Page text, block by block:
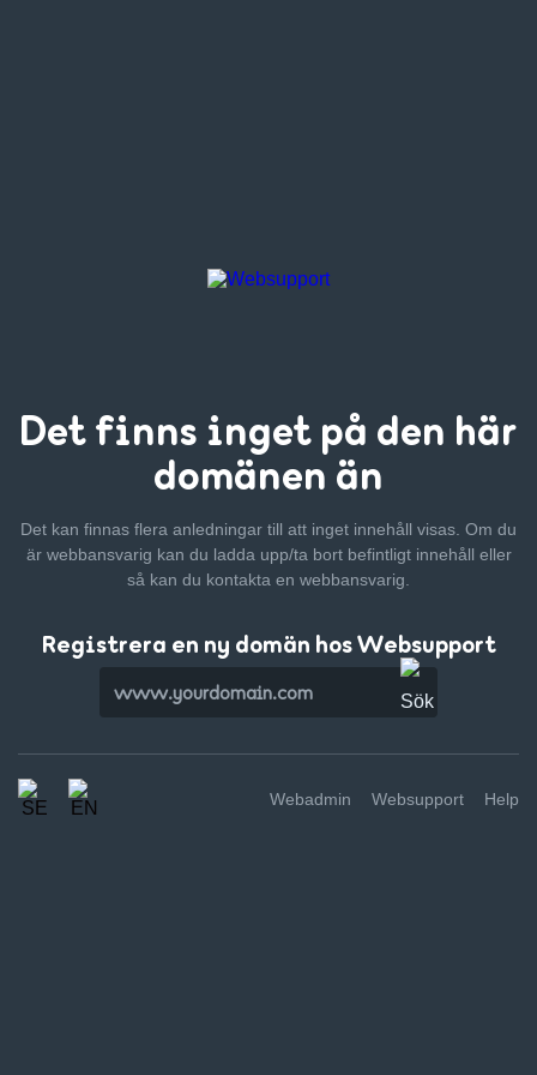
Det finns inget på den här
domänen än
Det kan finnas flera anledningar till att inget innehåll visas. Om du
är webbansvarig kan du ladda upp/ta bort befintligt innehåll eller
så kan du kontakta en webbansvarig.
Registrera en ny domän hos Websupport
Webadmin Websupport Help